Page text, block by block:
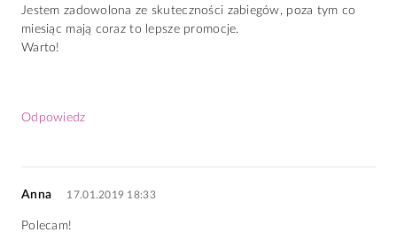
Jestem zadowolona ze skuteczności zabiegów, poza tym co
miesiąc mają coraz to lepsze promocje.
Warto!
Odpowiedz
Anna 17.01.2019 18:33
Polecam!